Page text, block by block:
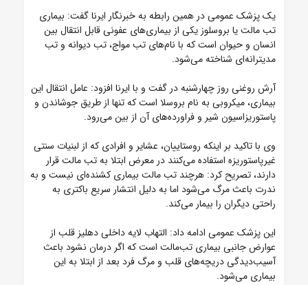
یک پزشک عمومی در همین رابطه به خبرنگار ایرنا گفت: بیماری
تب مالت یا بروسلوز یکی از بیماری‌های عفونی قابل انتقال بین
انسان و حیوان است که با نام‌های تب مواج، تب دیوانه و تب
مدیترانه‌ای شناخته می‌شود.
آرش روغنی روز چهارشنبه در گفت و با ایرنا افزود: عامل انتقال این
بیماری، میکروبی به نام بروسلا است که تنها از طریق جوشاندن و
پاستوریزاسیون شیر و فراورده‌های آن از بین می‌رود.
وی با تاکید بر اینکه روستاییان، عشایر و افرادی که از لبنیات سنتی
غیرپاستوریزه استفاده می‌کنند در معرض ابتلا به تب مالت قرار
دارند، تصریح کرد: هرچند تب مالت بیماری کشنده‌ای نیست و به
ندرت باعث مرگ می‌شود اما به دلیل انتشار سریع باکتری به
راحتی دیگران را بیمار می‌کند.
این پزشک عمومی ادامه داد: التهاب لایه داخلی دهلیز قلب از
عوارض جانبی بیماری تب‌مالت است که اگر درمان نشود باعث
آسیب‌دیدگی دریچه‌های قلب و مرگ فرد بعد از ابتلا به این
بیماری می‌شود.